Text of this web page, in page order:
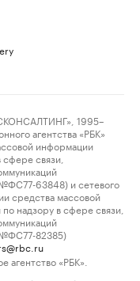
1995–
агентства «РБК»
информации
связи,
63848) и сетевого
средства массовой
надзору в сфере связи,
82385)
агентство «РБК».